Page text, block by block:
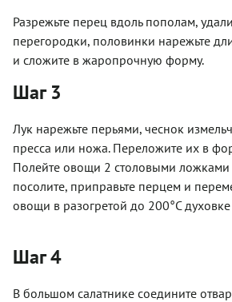
Разрежьте перец вдоль пополам,
перегородки, половинки нарежьте
и сложите в жаропрочную форму.
Шаг 3
Лук нарежьте перьями, чеснок
пресса или ножа. Переложите их в
Полейте овощи 2 столовыми ложками
посолите, приправьте перцем и
овощи в разогретой до 200°C
Шаг 4
В большом салатнике соедините